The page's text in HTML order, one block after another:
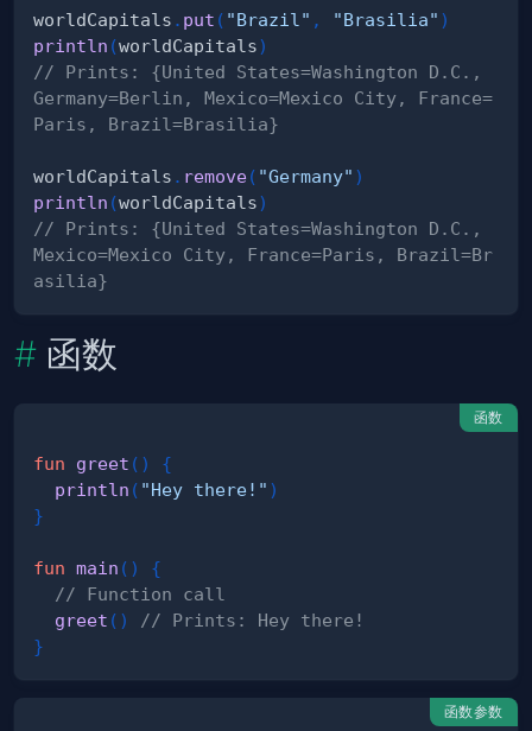
worldCapitals . put ( "Brazil" , "Brasilia" )
println (worldCapitals)
// Prints: {United States=Washington D.C.,
Germany=Berlin, Mexico=Mexico City, France=
Paris, Brazil=Brasilia}
worldCapitals . remove( "Germany" )
println (worldCapitals)
// Prints: {United States=Washington D.C.,
Mexico=Mexico City, France=Paris, Brazil=Br
asilia}
函数
函数
fun greet ( )
{
println ( "Hey there!" )
}
fun main ( )
{
// Function call
greet ( )
// Prints: Hey there!
}
函数参数